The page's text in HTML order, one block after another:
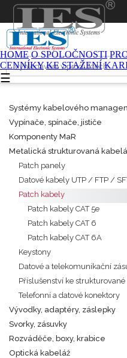
HOME O SPOLOČNOSTI
CENNÍKY KE STAŽENÍ
☰
Systémy kabelového
Vypínače, spínače, jističe
Komponenty MaR
Metalická strukturovaná
Patch panely
Datové kabely UTP / FTP /
Patch kabely
Patch kabely CAT 5e
Patch kabely CAT 6
Patch kabely CAT 6A
Keystony
Datové a telekomunikační
Příslušenství ke strukturované
Telefonní a datové konektory
Vývodky, adaptéry, záslepky
Svorky, zásuvky
Rozváděče, boxy, krabice
Optická kabeláž